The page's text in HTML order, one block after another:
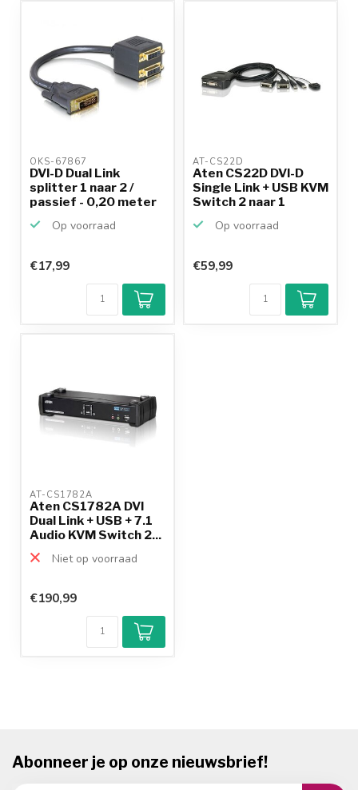
OKS-67867
DVI-D Dual Link
splitter 1 naar 2 /
passief - 0,20 meter
Op voorraad
€17,99
AT-CS22D
Aten CS22D DVI-D
Single Link + USB KVM
Switch 2 naar 1
Op voorraad
€59,99
AT-CS1782A
Aten CS1782A DVI
Dual Link + USB + 7.1
Audio KVM Switch 2...
Niet op voorraad
€190,99
Abonneer je op onze nieuwsbrief!